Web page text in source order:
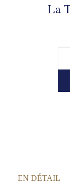
La
EN DÉTAIL